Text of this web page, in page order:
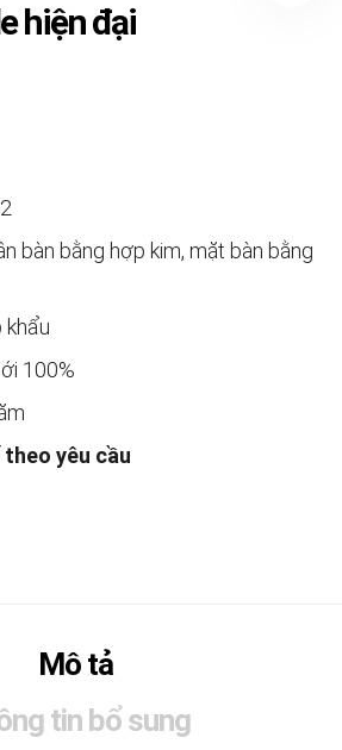
hiện đại
bàn bằng hợp kim, mặt bàn bằng
khẩu
100%
yêu cầu
Mô tả
tin bổ sung